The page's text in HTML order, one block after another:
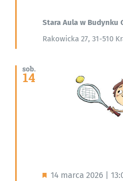
Stara Aula w Budynku
Rakowicka 27, 31-510
sob.
14
Wyróżnione
14 marca 2026 |